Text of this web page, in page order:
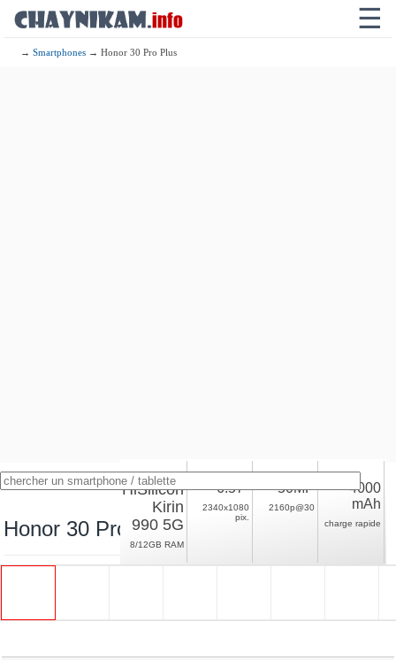
☰
→Smartphones → Honor 30 Pro Plus
Honor 30 Pro Plus
HiSilicon
Kirin
990 5G
8/12GB RAM
6.57"
2340x1080
pix.
50MP
2160p@30
4000
mAh
charge rapide